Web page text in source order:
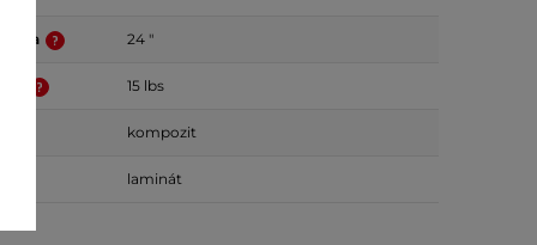
24 "
15 lbs
kompozit
laminát